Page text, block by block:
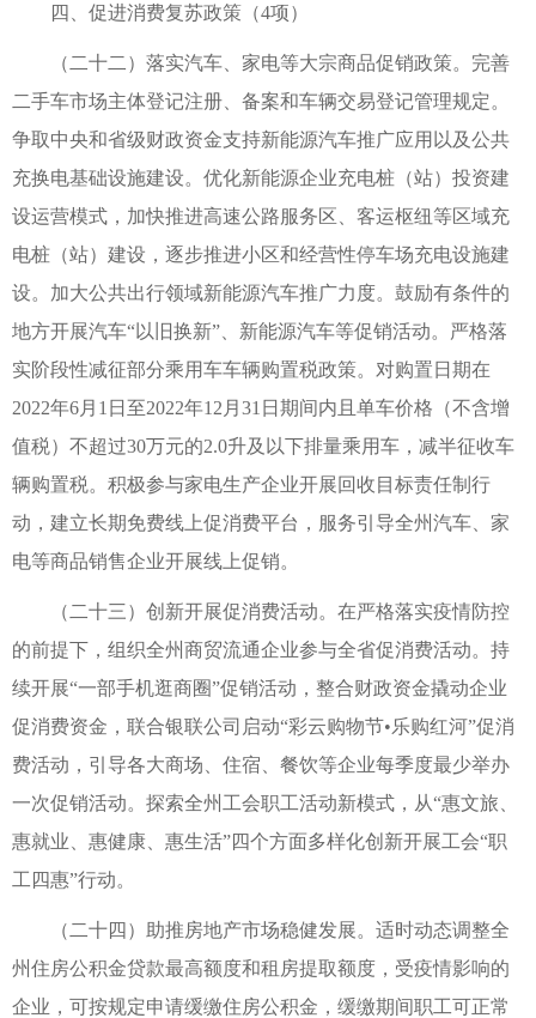
四、促进消费复苏政策（4项）
（二十二）落实汽车、家电等大宗商品促销政策。完善
二手车市场主体登记注册、备案和车辆交易登记管理规定。
争取中央和省级财政资金支持新能源汽车推广应用以及公共
充换电基础设施建设。优化新能源企业充电桩（站）投资建
设运营模式，加快推进高速公路服务区、客运枢纽等区域充
电桩（站）建设，逐步推进小区和经营性停车场充电设施建
设。加大公共出行领域新能源汽车推广力度。鼓励有条件的
地方开展汽车“以旧换新”、新能源汽车等促销活动。严格落
实阶段性减征部分乘用车车辆购置税政策。对购置日期在
2022年6月1日至2022年12月31日期间内且单车价格（不含增
值税）不超过30万元的2.0升及以下排量乘用车，减半征收车
辆购置税。积极参与家电生产企业开展回收目标责任制行
动，建立长期免费线上促消费平台，服务引导全州汽车、家
电等商品销售企业开展线上促销。
（二十三）创新开展促消费活动。在严格落实疫情防控
的前提下，组织全州商贸流通企业参与全省促消费活动。持
续开展“一部手机逛商圈”促销活动，整合财政资金撬动企业
促消费资金，联合银联公司启动“彩云购物节•乐购红河”促消
费活动，引导各大商场、住宿、餐饮等企业每季度最少举办
一次促销活动。探索全州工会职工活动新模式，从“惠文旅、
惠就业、惠健康、惠生活”四个方面多样化创新开展工会“职
工四惠”行动。
（二十四）助推房地产市场稳健发展。适时动态调整全
州住房公积金贷款最高额度和租房提取额度，受疫情影响的
企业，可按规定申请缓缴住房公积金，缓缴期间职工可正常